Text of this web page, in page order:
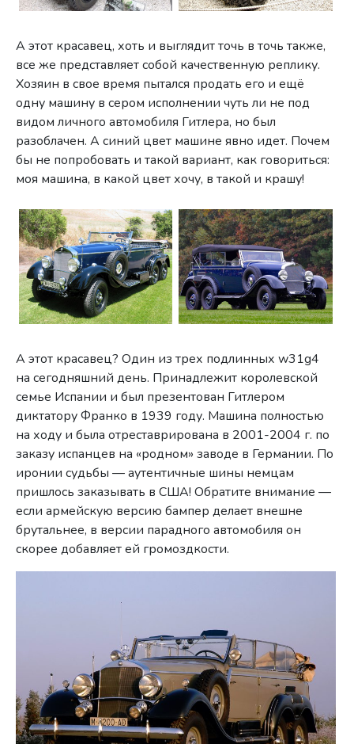
А этот красавец, хоть и выглядит точь в точь также,
все же представляет собой качественную реплику.
Хозяин в свое время пытался продать его и ещё
одну машину в сером исполнении чуть ли не под
видом личного автомобиля Гитлера, но был
разоблачен. А синий цвет машине явно идет. Почем
бы не попробовать и такой вариант, как говориться:
моя машина, в какой цвет хочу, в такой и крашу!
А этот красавец? Один из трех подлинных w31g4
на сегодняшний день. Принадлежит королевской
семье Испании и был презентован Гитлером
диктатору Франко в 1939 году. Машина полностью
на ходу и была отреставрирована в 2001-2004 г. по
заказу испанцев на «родном» заводе в Германии. По
иронии судьбы — аутентичные шины немцам
пришлось заказывать в США! Обратите внимание —
если армейскую версию бампер делает внешне
брутальнее, в версии парадного автомобиля он
скорее добавляет ей громоздкости.